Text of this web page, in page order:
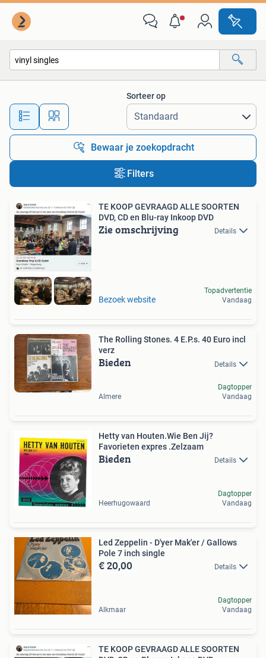
Alle afstanden…
Sorteer op
Bewaar je zoekopdracht
Filters
TE KOOP GEVRAAGD ALLE SOORTEN
DVD, CD en Blu-ray Inkoop DVD
Zie omschrijving Details
Bezoek website
Topadvertentie
Vandaag
The Rolling Stones. 4 E.P.s. 40 Euro incl
verz
Bieden Details
Almere
Dagtopper
Vandaag
Hetty van Houten.Wie Ben Jij?
Favorieten expres .Zelzaam
Bieden Details
Heerhugowaard
Dagtopper
Vandaag
Led Zeppelin - D'yer Mak'er / Gallows
Pole 7 inch single
€ 20,00 Details
Alkmaar
Dagtopper
Vandaag
TE KOOP GEVRAAGD ALLE SOORTEN